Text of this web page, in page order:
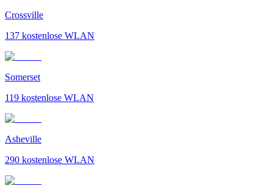
Crossville
137 kostenlose WLAN
Somerset
119 kostenlose WLAN
Asheville
290 kostenlose WLAN